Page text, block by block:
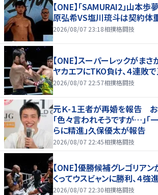
【ONE】「SAMURAI2」山本
原弘希VS塩川琉斗は契約体
2026/08/07 23:18相撲格闘技
【ONE】スーパーレックがま
ヤカエフにTKO負け、４連敗
2026/08/07 22:57相撲格闘技
元Ｋ-１王者が再婚を報告 お
「色々言われそうですが…」「
らに精進」久保優太が報告
2026/08/07 22:45相撲格闘技
【ONE】優勝候補グレゴリア
くってウスビャンに勝利、４強
2026/08/07 22:30相撲格闘技